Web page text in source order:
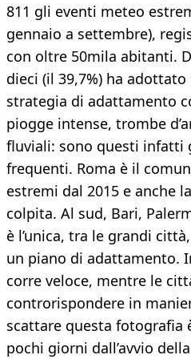
811 gli eventi meteo
gennaio a settembre),
con oltre 50mila abitanti.
dieci (il 39,7%) ha
strategia di adattamento
piogge intense, trombe
fluviali: sono questi infatti
frequenti. Roma è il
estremi dal 2015 e anche
colpita. Al sud, Bari,
è l’unica, tra le grandi
un piano di adattamento.
corre veloce, mentre le
controrispondere in
scattare questa fotografia
pochi giorni dall’avvio